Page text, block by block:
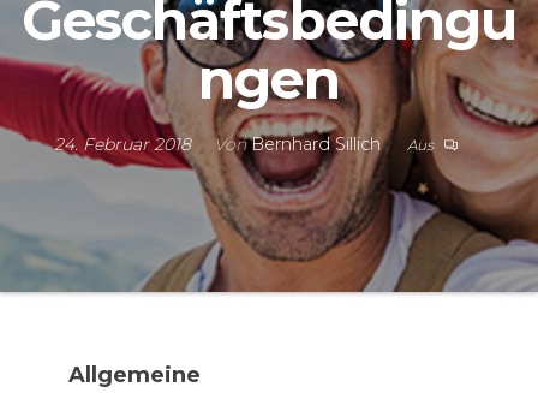
Geschäftsbedingu
ngen
24. Februar 2018 VonBernhard Sillich Aus
Allgemeine